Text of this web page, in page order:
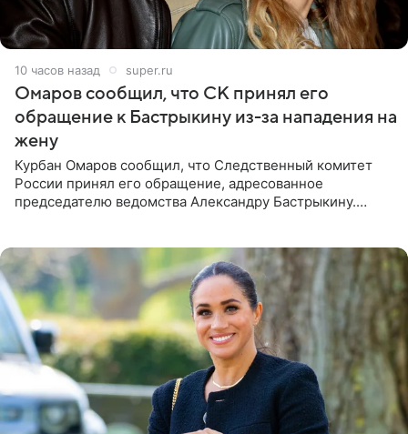
10 часов назад super.ru
Омаров сообщил, что СК принял его
обращение к Бастрыкину из-за нападения на
жену
Курбан Омаров сообщил, что Следственный комитет
России принял его обращение, адресованное
председателю ведомства Александру Бастрыкину.